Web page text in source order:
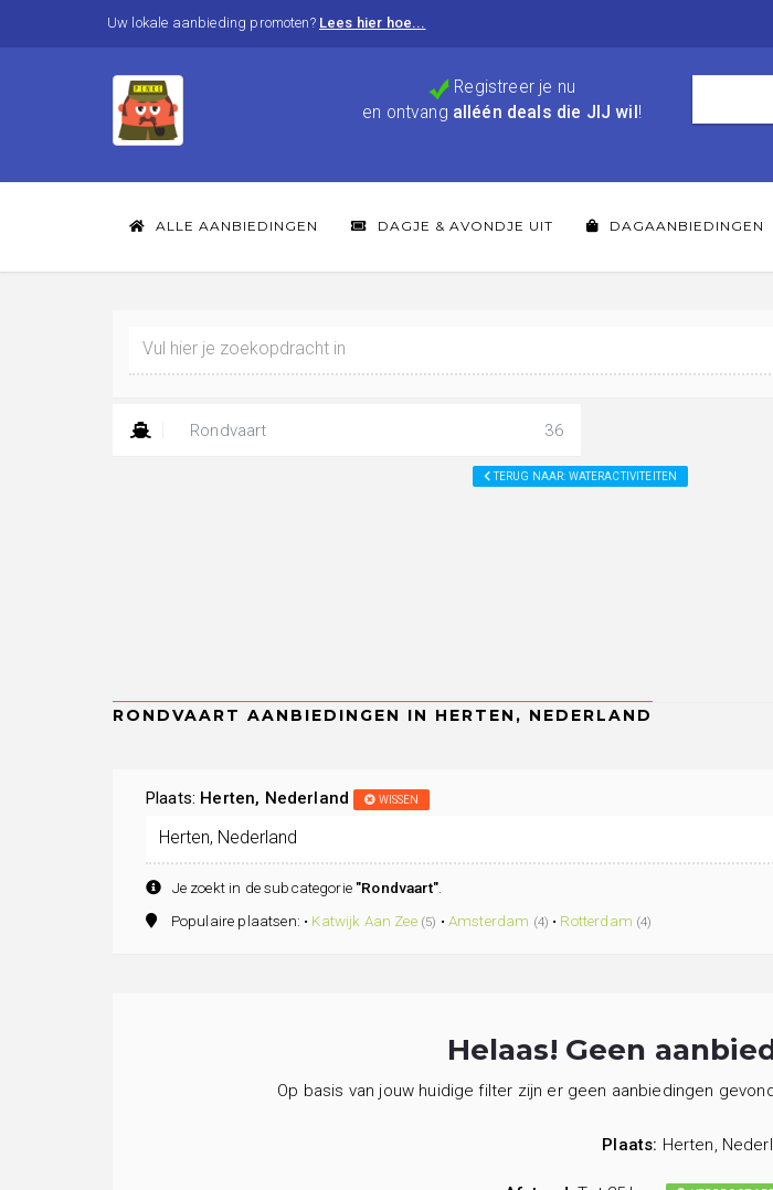
Uw lokale aanbieding promoten? Lees hier hoe...
Registreer je nu
en ontvang alléén deals die JIJ wil !
ALLE AANBIEDINGEN DAGJE & AVONDJE UIT DAGAANBIEDINGEN
Rondvaart 36
TERUG NAAR: WATERACTIVITEITEN
Plaats: Herten, Nederland WISSEN
Je zoekt in de subcategorie "Rondvaart".
Populaire plaatsen: • Katwijk Aan Zee (5) • Amsterdam (4) • Rotterdam (4)
Helaas! Geen
Op basis van jouw huidige filter zijn er geen aanbiedingen
Plaats: Herten,